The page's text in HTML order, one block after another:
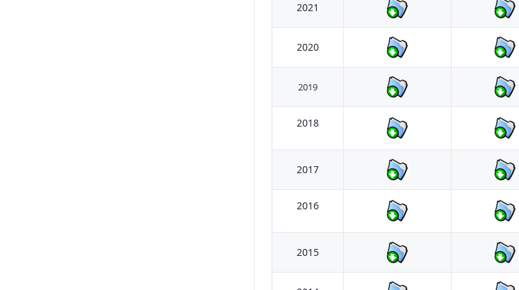
2021
2020
2019
2018
2017
2016
2015